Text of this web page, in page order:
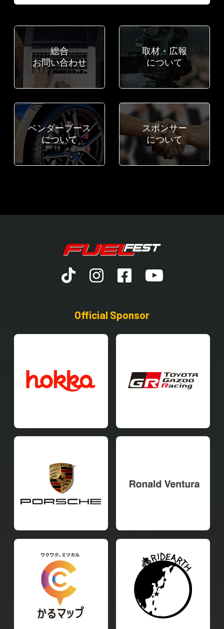
総合
お問い合わせ
取材・広報
について
ベンダーブース
について
スポンサー
について
Official Sponsor